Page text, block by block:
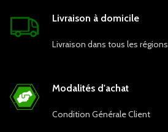
Livraison à domicile
Livraison dans tous les régions
Modalités d'achat
Condition Générale Client